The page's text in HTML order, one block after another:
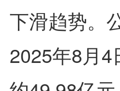
下滑趋势。
2025年8月